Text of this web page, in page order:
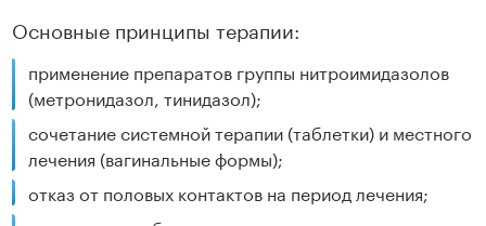
Основные принципы терапии:
применение препаратов группы нитроимидазолов
(метронидазол, тинидазол);
сочетание системной терапии (таблетки) и местного
лечения (вагинальные формы);
отказ от половых контактов на период лечения;